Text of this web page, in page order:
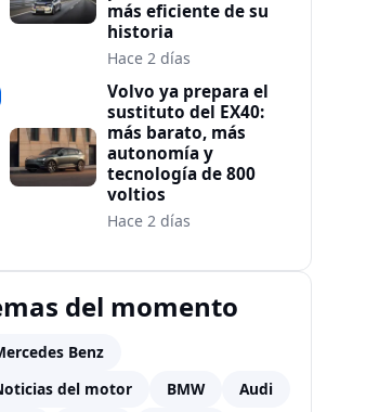
más eficiente de su
historia
Hace 2 días
Volvo ya prepara el
sustituto del EX40:
más barato, más
autonomía y
tecnología de 800
voltios
Hace 2 días
del momento
Benz
del motor
BMW
Audi